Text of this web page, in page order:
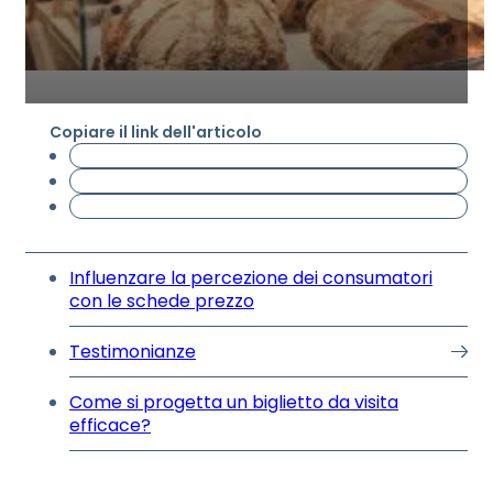
Copiare il link dell'articolo
Influenzare la percezione dei consumatori
con le schede prezzo
Testimonianze
Come si progetta un biglietto da visita
efficace?